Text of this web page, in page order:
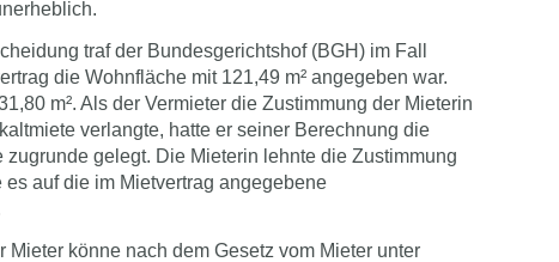
traf der Bundesgerichtshof (BGH) im Fall
die Wohnfläche mit 121,49 m² angegeben war.
m². Als der Vermieter die Zustimmung der Mieterin
verlangte, hatte er seiner Berechnung die
gelegt. Die Mieterin lehnte die Zustimmung
auf die im Mietvertrag angegebene
Mieter könne nach dem Gesetz vom Mieter unter